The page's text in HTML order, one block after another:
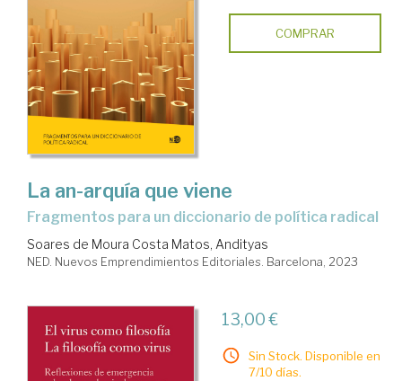
COMPRAR
La an-arquía que viene
fragmentos para un diccionario de política radical
Soares de Moura Costa Matos, Andityas
NED. Nuevos Emprendimientos Editoriales. Barcelona, 2023
13,00 €
Sin Stock. Disponible en
7/10 días.